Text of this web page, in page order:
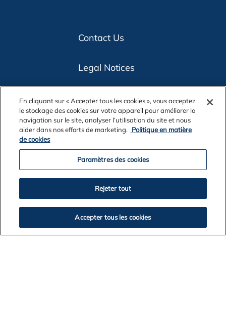
Contact Us
Legal Notices
Privacy
Cookie Policy
Accessibility
Alcoa Foundation
Customers
En cliquant sur « Accepter tous les cookies », vous acceptez
le stockage des cookies sur votre appareil pour améliorer la
navigation sur le site, analyser l’utilisation du site et nous
aider dans nos efforts de marketing.
Politique en matière
de cookies
Paramètres des cookies
Rejeter tout
Accepter tous les cookies